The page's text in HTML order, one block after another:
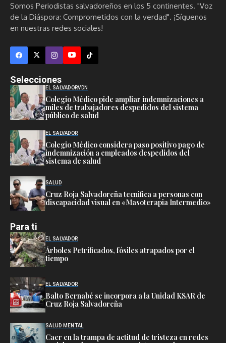
Somos Periodistas salvadoreños en los 5 continentes. "Voz
de la Diáspora: Comprometidos con la verdad". ¡Síguenos
en nuestras redes sociales!
Selecciones
EL SALVADORVDN
Colegio Médico pide ampliar indemnizaciones a
miles de trabajadores despedidos del sistema
público de salud
EL SALVADOR
Colegio Médico considera paso positivo pago de
indemnización a empleados despedidos del
sistema de salud
SALUD
Cruz Roja Salvadoreña tecnifica a personas con
discapacidad visual en «Masoterapia Intermedio»
Para ti
EL SALVADOR
Árboles Petrificados, fósiles atrapados por el
tiempo
EL SALVADOR
Balto Bernabé se incorpora a la Unidad KSAR de
Cruz Roja Salvadoreña
SALUD MENTAL
Caer en la trampa de actitud de tristeza en redes